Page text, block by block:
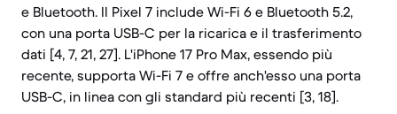
e Bluetooth. Il Pixel 7 include Wi-Fi 6 e Bluetooth 5.2,
con una porta USB-C per la ricarica e il trasferimento
dati [4, 7, 21, 27]. L'iPhone 17 Pro Max, essendo più
recente, supporta Wi-Fi 7 e offre anch'esso una porta
USB-C, in linea con gli standard più recenti [3, 18].